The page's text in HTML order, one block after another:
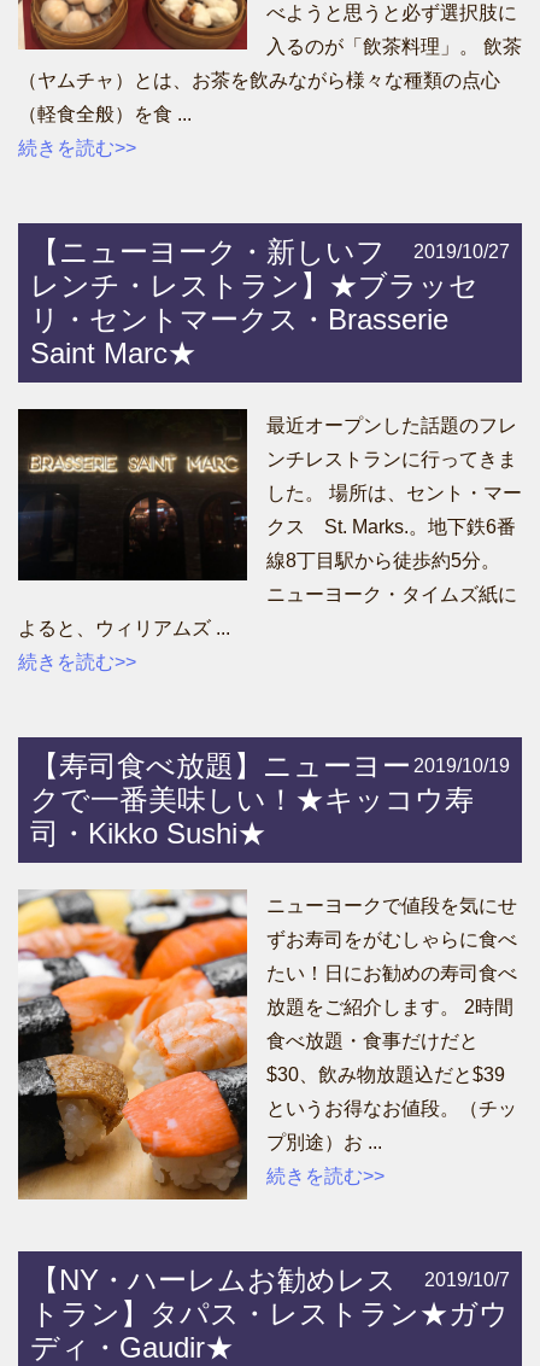
べようと思うと必ず選択肢に
入るのが「飲茶料理」。 飲茶
（ヤムチャ）とは、お茶を飲みながら様々な種類の点心
（軽食全般）を食 ...
続きを読む>>
2019/10/27
【ニューヨーク・新しいフ
レンチ・レストラン】★ブラッセ
リ・セントマークス・Brasserie
Saint Marc★
最近オープンした話題のフレ
ンチレストランに行ってきま
した。 場所は、セント・マー
クス St. Marks.。地下鉄6番
線8丁目駅から徒歩約5分。
ニューヨーク・タイムズ紙に
よると、ウィリアムズ ...
続きを読む>>
2019/10/19
【寿司食べ放題】ニューヨー
クで一番美味しい！★キッコウ寿
司・Kikko Sushi★
ニューヨークで値段を気にせ
ずお寿司をがむしゃらに食べ
たい！日にお勧めの寿司食べ
放題をご紹介します。 2時間
食べ放題・食事だけだと
$30、飲み物放題込だと$39
というお得なお値段。（チッ
プ別途）お ...
続きを読む>>
2019/10/7
【NY・ハーレムお勧めレス
トラン】タパス・レストラン★ガウ
ディ・Gaudir★